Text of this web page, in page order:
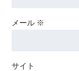
メール ※
サイト